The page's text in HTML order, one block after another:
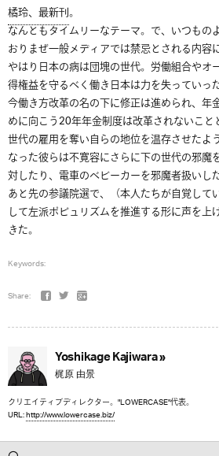
橘玲、最新刊。
なんともタイムリーなテーマ。で、いつもの
おりまぜ一般メディアでは禁忌とされる内容
やはり日本の病は団塊の世代。労働組合や
得権益を守るべく働き日本は力を失っていっ
今働き方改革の名の下に修正は進められ、年
めに向こう20年年金制度は改革されないこ
世代の雇用を奪い自らの地位を温存させたよ
なった彼らは不寛容にさらに下の世代の邪魔
対したり、電車のベビーカーを邪魔者扱いし
あと先の参議院選で、（本人たちが自覚して
して左派ポピュリズムを推進する形に声を
きた。
Keywords:
Share:
Yoshikage Kajiwara »
梶原 由景
クリエイティブディレクター。"LOWERCASE"代表。
URL:http://www.lowercase.biz/